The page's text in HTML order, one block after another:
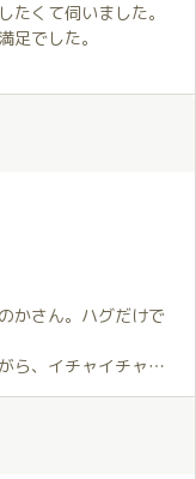
です！
いただくなかで、
さを感じながら、
いう不安がありまし
てをゆっくりと存
来てよかった、そう
。また会える日を
たくて伺いました。
足でした。
かさん。ハグだけで
ら、イチャイチャか
楽しく過ごすことが
をほのかさんが覚
た。